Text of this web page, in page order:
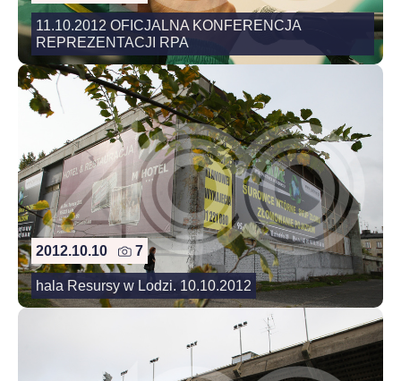
11.10.2012 OFICJALNA KONFERENCJA
REPREZENTACJI RPA
2012.10.10 7
hala Resursy w Lodzi. 10.10.2012